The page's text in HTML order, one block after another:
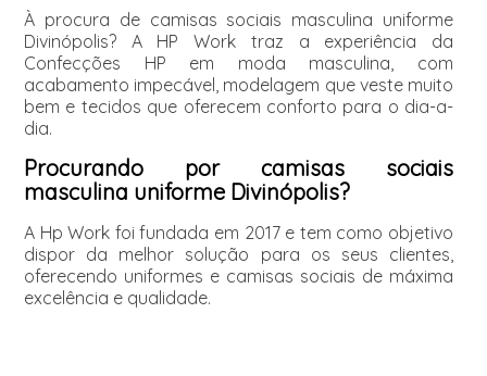
À procura de camisas sociais masculina uniforme
Divinópolis? A HP Work traz a experiência da
Confecções HP em moda masculina, com
acabamento impecável, modelagem que veste muito
bem e tecidos que oferecem conforto para o dia-a-
dia.
Procurando por camisas sociais
masculina uniforme Divinópolis?
A Hp Work foi fundada em 2017 e tem como objetivo
dispor da melhor solução para os seus clientes,
oferecendo uniformes e camisas sociais de máxima
excelência e qualidade.